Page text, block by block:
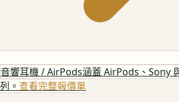
音響耳機 / AirPods涵蓋 AirPods、Sony
列。 查看完整報價單